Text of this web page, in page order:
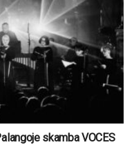
skamba VOCES